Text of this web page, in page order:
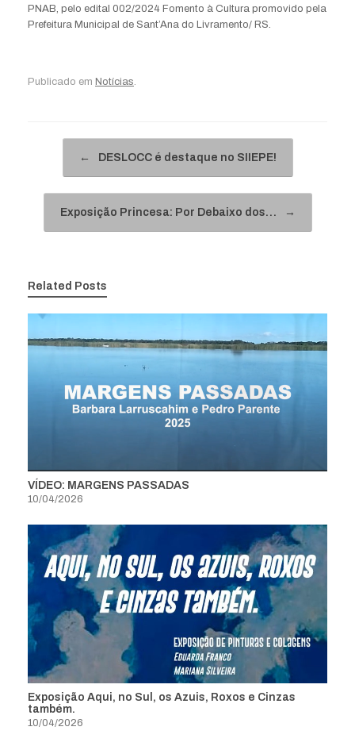
PNAB, pelo edital 002/2024 Fomento à Cultura promovido pela
Prefeitura Municipal de Sant’Ana do Livramento/ RS.
Publicado em Notícias
← DESLOCC é destaque no SIIEPE!
Exposição Princesa: Por Debaixo dos… →
Related Posts
VÍDEO: MARGENS PASSADAS
10/04/2026
Exposição Aqui, no Sul, os Azuis, Roxos e Cinzas
também.
10/04/2026